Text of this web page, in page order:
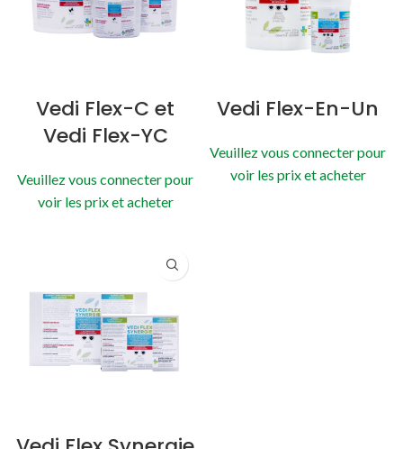
Vedi Flex-C et
Vedi Flex-YC
Veuillez vous connecter pour
voir les prix et acheter
Vedi Flex-En-Un
Veuillez vous connecter pour
voir les prix et acheter